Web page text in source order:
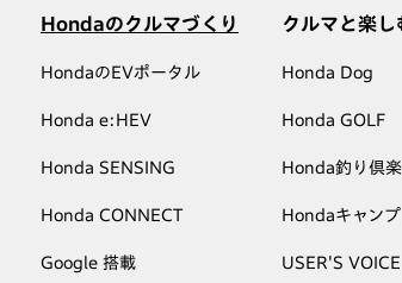
Hondaのクルマづくり
HondaのEVポータル
Honda e:HEV
Honda SENSING
Honda CONNECT
Google 搭載
クルマと楽し
Honda Dog
Honda GOLF
Honda釣り倶
Hondaキャンプ
USER'S VOICE